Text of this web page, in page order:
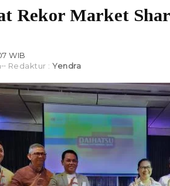
Rekor Market
WIB
Redaktur : Yendra